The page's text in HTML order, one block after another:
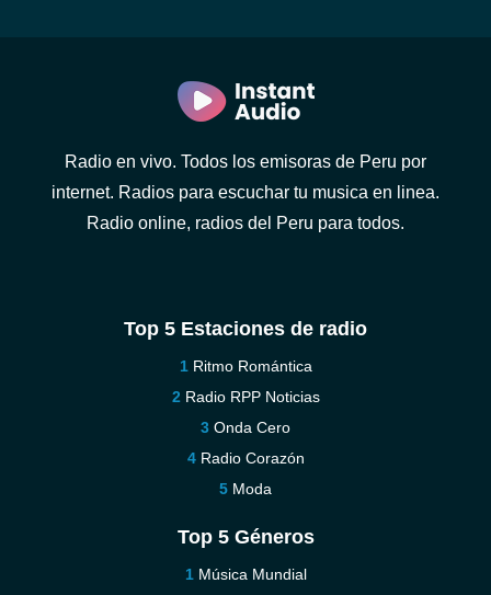
Radio en vivo. Todos los emisoras de Peru por
internet. Radios para escuchar tu musica en linea.
Radio online, radios del Peru para todos.
Top 5 Estaciones de radio
Ritmo Romántica
Radio RPP Noticias
Onda Cero
Radio Corazón
Moda
Top 5 Géneros
Música Mundial